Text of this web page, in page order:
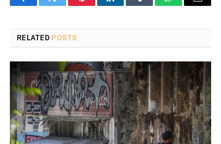
FacebookTwitter PinterestLinkedInTumblr WhatsAppEmail
RELATED POSTS